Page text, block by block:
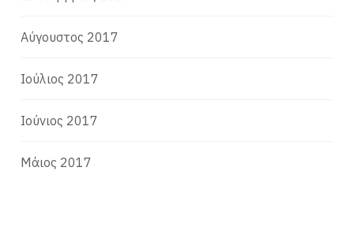
Αύγουστος 2017
Ιούλιος 2017
Ιούνιος 2017
Μάιος 2017